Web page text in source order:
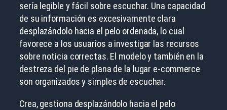
serí­a legible y fácil sobre escuchar. Una capacidad
de su información es excesivamente clara
desplazándolo hacia el pelo ordenada, lo cual
favorece a los usuarios a investigar las recursos
sobre noticia correctas. El modelo y también en la
destreza del pie de plana de la lugar e-commerce
son organizados y simples de escuchar.
Crea, gestiona desplazándolo hacia el pelo